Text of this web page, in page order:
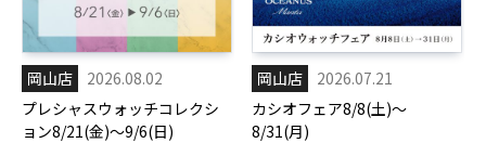
岡山店
2026.08.02
プレシャスウォッチコレクシ
ョン8/21(金)～9/6(日)
岡山店
2026.07.21
カシオフェア8/8(土)～
8/31(月)